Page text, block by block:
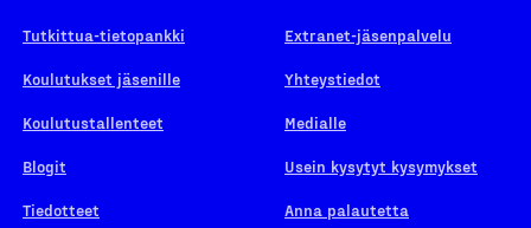
Tutkittua-tietopankki
Koulutukset jäsenille
Koulutustallenteet
Blogit
Tiedotteet
Extranet-jäsenpalvelu
Yhteystiedot
Medialle
Usein kysytyt kysymykset
Anna palautetta